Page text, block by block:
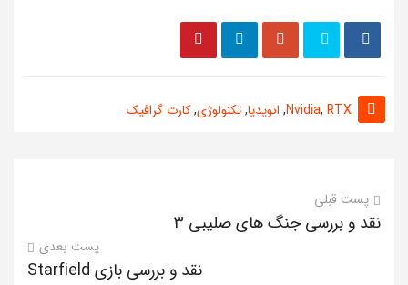
Nvidia, RTX
, انویدیا,تکنولوژی,کارت گرافیک
پست قبلی
نقد و بررسی جنگ های صلیبی 3
پست بعدی
نقد و بررسی بازی Starfield